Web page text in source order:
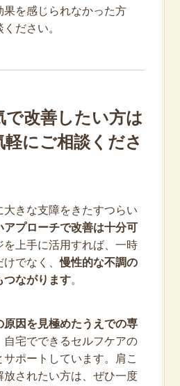
を感じられなかった方
ださい。
で改善したい方は
軽にご相談くださ
大きな支障をきたすつらい
アプローチで改善は十分可
上手に活用すれば、一時
けでなく、慢性的な不調の
つながります。
原因を見極めたうえでの専
自宅でできるセルフケアの
ポートしています。肩こ
放されたい方は、ぜひ一度